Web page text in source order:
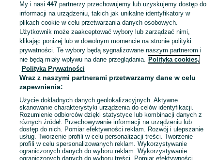
Wybór wózka może być dziecinnie prosty! Znajdź idealny model w kategorii Wózki dziecięce na OLX - Lubuskie i okolice!
Mapa kategorii
Mapa miejscowości
Mapa ministron
Popularne wyszukiwania
My i nasi 447partnerzy przechowujemy lub uzyskujemy dostęp do
informacji na urządzeniu, takich jak unikalne identyfikatory w
plikach cookie w celu przetwarzania danych osobowych.
Użytkownik może zaakceptować wybory lub zarządzać nimi,
klikając poniżej lub w dowolnym momencie na stronie polityki
prywatności. Te wybory będą sygnalizowane naszym partnerom i
nie będą miały wpływu na dane przeglądania. Polityka cookies,
Polityka Prywatności
Wraz z naszymi partnerami przetwarzamy dane w celu
zapewnienia:
Użycie dokładnych danych geolokalizacyjnych. Aktywne
skanowanie charakterystyki urządzenia do celów identyfikacji.
Rozumienie odbiorców dzięki statystyce lub kombinacji danych z
różnych źródeł. Przechowywanie informacji na urządzeniu lub
dostęp do nich. Pomiar efektywności reklam. Rozwój i ulepszanie
usług. Tworzenie profili w celu personalizacji treści. Tworzenie
profili w celu spersonalizowanych reklam. Wykorzystywanie
ograniczonych danych do wyboru reklam. Wykorzystywanie
ograniczonych danych do wyboru treści. Pomiar efektywności